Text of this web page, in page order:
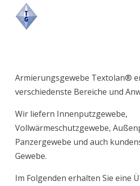
Armierungsgewebe Textolan®
verschiedenste Bereiche und
Wir liefern Innenputzgewebe,
Vollwärmeschutzgewebe,
Panzergewebe und auch
Gewebe.
Im Folgenden erhalten Sie eine